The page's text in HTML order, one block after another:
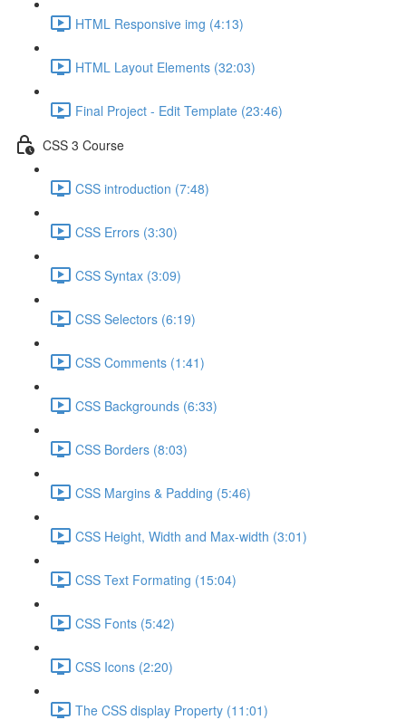
HTML Responsive img (4:13)
HTML Layout Elements (32:03)
Final Project - Edit Template (23:46)
CSS 3 Course
CSS introduction (7:48)
CSS Errors (3:30)
CSS Syntax (3:09)
CSS Selectors (6:19)
CSS Comments (1:41)
CSS Backgrounds (6:33)
CSS Borders (8:03)
CSS Margins & Padding (5:46)
CSS Height, Width and Max-width (3:01)
CSS Text Formating (15:04)
CSS Fonts (5:42)
CSS Icons (2:20)
The CSS display Property (11:01)